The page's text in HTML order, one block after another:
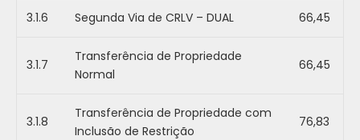
3.1.6 Segunda Via de CRLV – DUAL 66,45
3.1.7
Transferência de Propriedade
Normal
66,45
3.1.8
Transferência de Propriedade com
Inclusão de Restrição
76,83